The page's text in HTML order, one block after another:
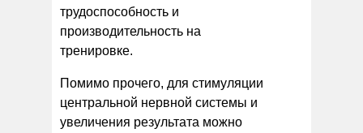
трудоспособность и
производительность на
тренировке.
Помимо прочего, для стимуляции
центральной нервной системы и
увеличения результата можно